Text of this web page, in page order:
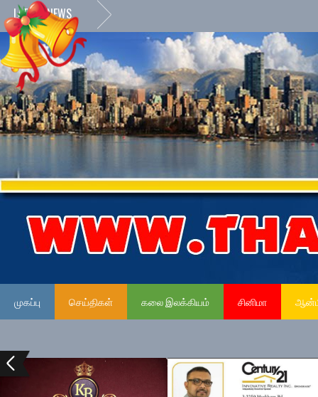
LATEST NEWS
முகப்பு செய்திகள் கலை இலக்கியம் சினிமா